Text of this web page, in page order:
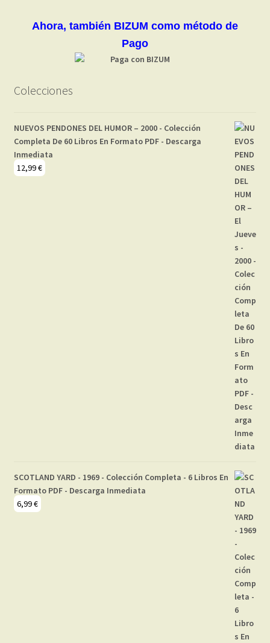
Ahora, también BIZUM como método de
Pago
Colecciones
NUEVOS PENDONES DEL HUMOR – 2000 - Colección
Completa De 60 Libros En Formato PDF - Descarga
Inmediata
12,99€
SCOTLAND YARD - 1969 - Colección Completa - 6 Libros En
Formato PDF - Descarga Inmediata
6,99€